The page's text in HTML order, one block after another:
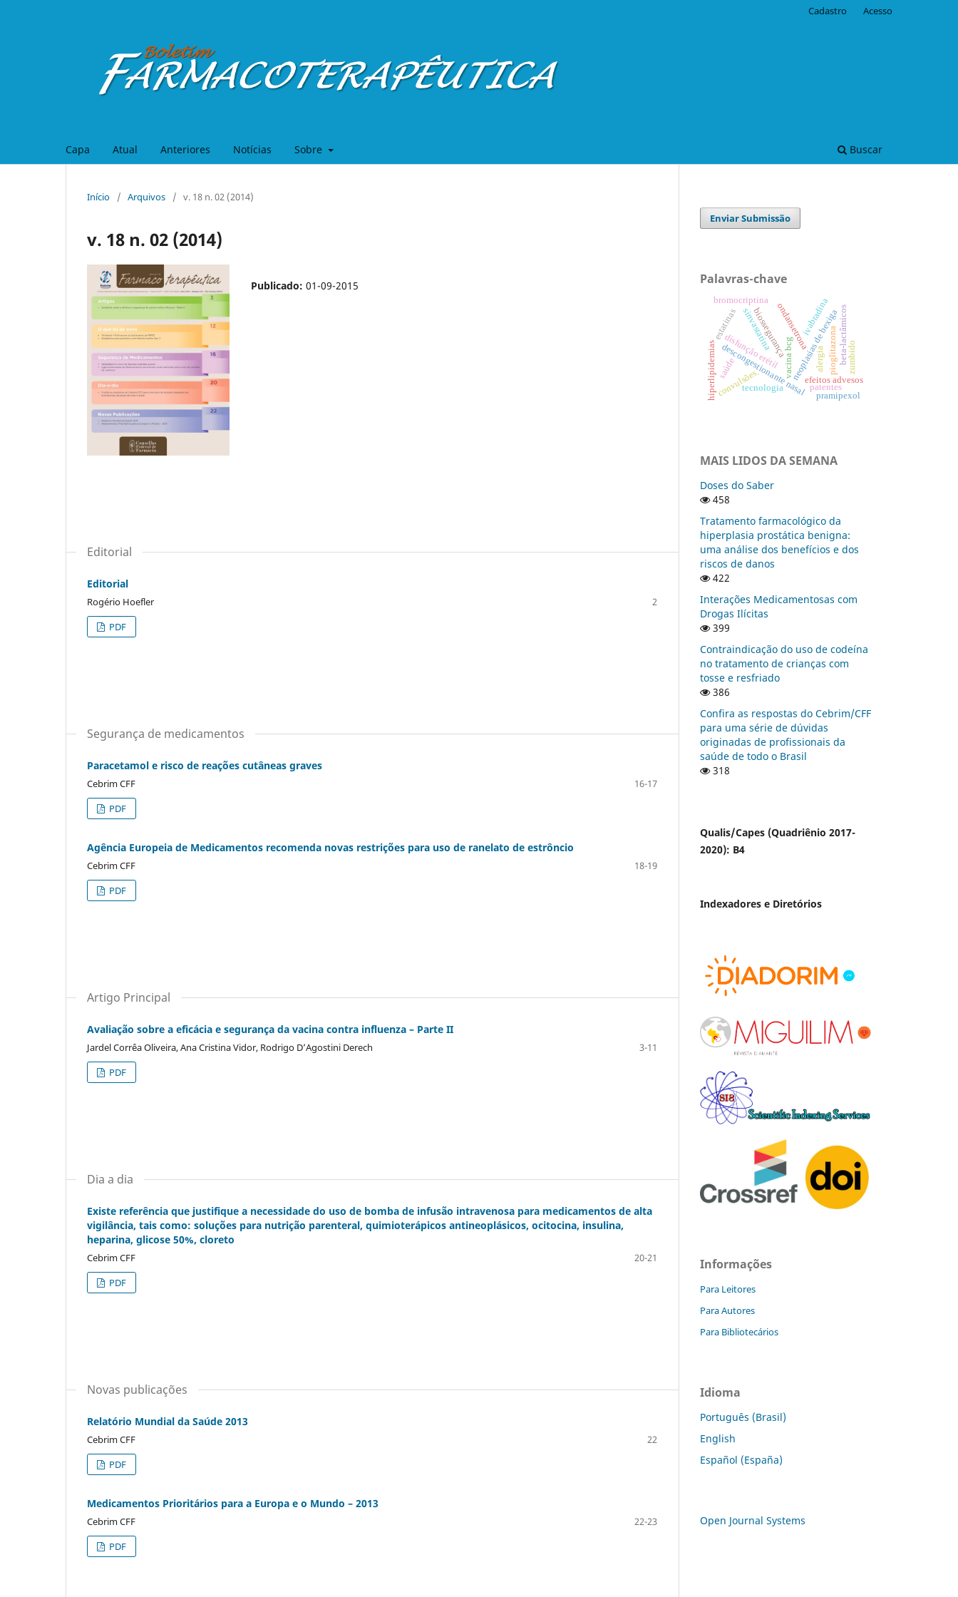
Capa Atual Anteriores Notícias Sobre Buscar
Cadastro Acesso
Início / Arquivos / v. 18 n. 02 (2014)
v. 18 n. 02 (2014)
Publicado: 01-09-2015
Editorial
Editorial
Rogério Hoefler
2
PDF
Segurança de medicamentos
Paracetamol e risco de reações cutâneas graves
Cebrim CFF
16-17
PDF
Agência Europeia de Medicamentos recomenda novas restrições para uso de ranelato de estrôncio
Cebrim CFF
18-19
PDF
Artigo Principal
Avaliação sobre a eficácia e segurança da vacina contra influenza – Parte II
Jardel Corrêa Oliveira, Ana Cristina Vidor, Rodrigo D’Agostini Derech
3-11
PDF
Dia a dia
Existe referência que justifique a necessidade do uso de bomba de infusão intravenosa para medicamentos de alta
vigilância, tais como: soluções para nutrição parenteral, quimioterápicos antineoplásicos, ocitocina, insulina,
heparina, glicose 50%, cloreto
Cebrim CFF
20-21
PDF
Novas publicações
Relatório Mundial da Saúde 2013
Cebrim CFF
22
PDF
Medicamentos Prioritários para a Europa e o Mundo – 2013
Cebrim CFF
22-23
PDF
Enviar Submissão
Palavras-chave
descongestionante nasal
vacina bcgneoplasias de bexiga
biossegurança
sinvastatina
estatinas
hiperlipidemias
ondansetrona
efeitos advesos
pioglitazona
ivabradina
tecnologia
beta-lactâmicos
convulsões.
bromocriptina
alergia
disfunção erétil
patentes
zumbido
saúde
pramipexol
MAIS LIDOS DA SEMANA
Doses do Saber
458
Tratamento farmacológico da
hiperplasia prostática benigna:
uma análise dos benefícios e dos
riscos de danos
422
Interações Medicamentosas com
Drogas Ilícitas
399
Contraindicação do uso de codeína
no tratamento de crianças com
tosse e resfriado
386
Confira as respostas do Cebrim/CFF
para uma série de dúvidas
originadas de profissionais da
saúde de todo o Brasil
318
Qualis/Capes (Quadriênio 2017-
2020): B4
Indexadores e Diretórios
Informações
Para Leitores
Para Autores
Para Bibliotecários
Idioma
Português (Brasil)
English
Español (España)
Open Journal Systems